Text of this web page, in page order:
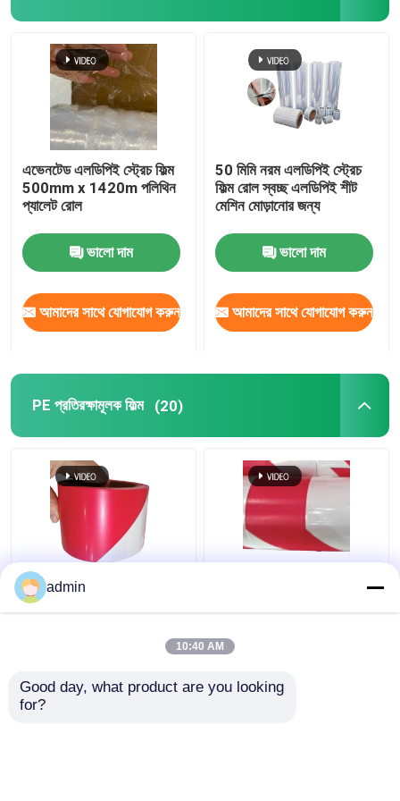
কার্টুন লিনার ব্যাগ
পলি মেইলার শিপিং ব্যাগ
আবর্জনার বাক্স লিনার
BOPP প্যাকেজিং টেপ
এমবেডেড বীজ কাগজ
এভেনটেড এলডিপিই স্ট্রেচ ফিল্ম
500mm x 1420m পলিথিন
প্যালেট রোল
ভালো দাম
আমাদের সাথে যোগাযোগ করুন
50 মিমি নরম এলডিপিই স্ট্রেচ
ফিল্ম রোল স্বচ্ছ এলডিপিই শীট
মেশিন মোড়ানোর জন্য
ভালো দাম
আমাদের সাথে যোগাযোগ করুন
PE প্রতিরক্ষামূলক ফিল্ম (20)
ট্রাফিক সতর্কতা পিই
প্রতিরক্ষামূলক ফিল্ম কালো হলুদ
80 - 150 মাইক্রন পিই সুরক্ষা
admin
10:40 AM
Good day, what product are you looking
for?